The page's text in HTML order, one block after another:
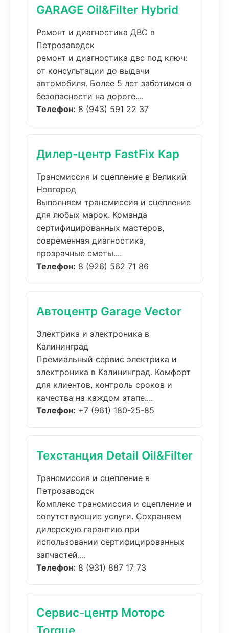
GARAGE Oil&Filter Hybrid
Ремонт и диагностика ДВС в
Петрозаводск
ремонт и диагностика двс под ключ:
от консультации до выдачи
автомобиля. Более 5 лет заботимся о
безопасности на дороге....
Телефон: 8 (943) 591 22 37
Дилер-центр FastFix Кар
Трансмиссия и сцепление в Великий
Новгород
Выполняем трансмиссия и сцепление
для любых марок. Команда
сертифицированных мастеров,
современная диагностика,
прозрачные сметы....
Телефон: 8 (926) 562 71 86
Автоцентр Garage Vector
Электрика и электроника в
Калининград
Премиальный сервис электрика и
электроника в Калининград. Комфорт
для клиентов, контроль сроков и
качества на каждом этапе....
Телефон: +7 (961) 180-25-85
Техстанция Detail Oil&Filter
Трансмиссия и сцепление в
Петрозаводск
Комплекс трансмиссия и сцепление и
сопутствующие услуги. Сохраняем
дилерскую гарантию при
использовании сертифицированных
запчастей....
Телефон: 8 (931) 887 17 73
Сервис-центр Моторс
Torque